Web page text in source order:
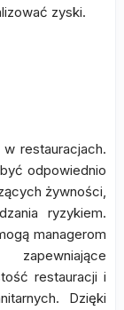
zyski.
restauracjach.
odpowiednio
żywności,
ryzykiem.
managerom
restauracji i
Dzięki